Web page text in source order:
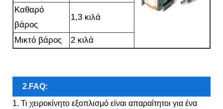
Καθαρό
βάρος
1,3 κιλά
Μικτό βάρος 2 κιλά
2.FAQ:
1. Τι χειροκίνητο εξοπλισμό είναι απαραίτητοι για ένα